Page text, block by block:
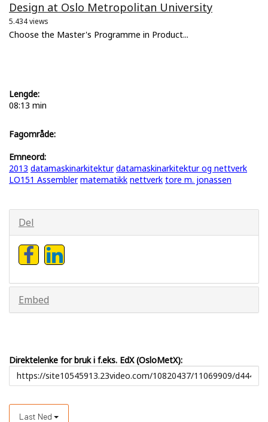
Design at Oslo Metropolitan University
5.434 views
Choose the Master's Programme in Product...
Lengde:
08:13 min
Fagområde:
Emneord:
2013 datamaskinarkitektur datamaskinarkitektur og nettverk
LO151 Assembler matematikk nettverk tore m. jonassen
Del
Embed
Direktelenke for bruk i f.eks. EdX (OsloMetX):
Last Ned